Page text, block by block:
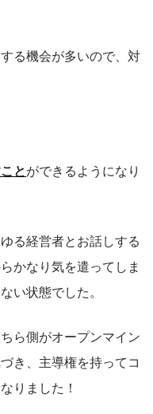
る機会が多いので、対
とができるようになり
る経営者とお話しする
かなり気を遣ってしま
い状態でした。
ら側がオープンマイン
き、主導権を持ってコ
りました！